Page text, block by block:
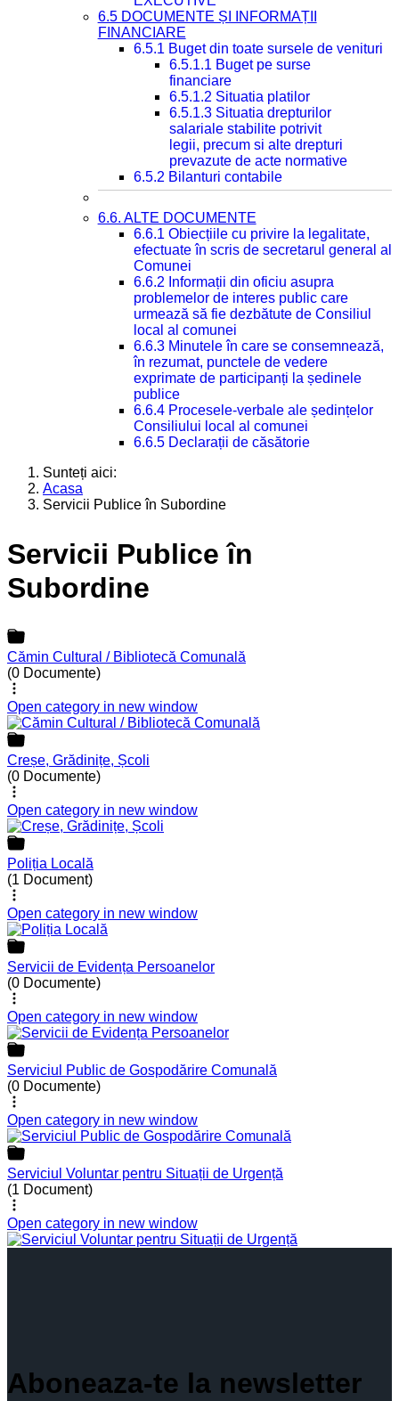
6.5 DOCUMENTE ȘI INFORMAȚII
FINANCIARE
6.5.1 Buget din toate sursele de venituri
6.5.1.1 Buget pe surse
financiare
6.5.1.2 Situatia platilor
6.5.1.3 Situatia drepturilor
salariale stabilite potrivit
legii, precum si alte drepturi
prevazute de acte normative
6.5.2 Bilanturi contabile
6.6. ALTE DOCUMENTE
6.6.1 Obiecțiile cu privire la legalitate,
efectuate în scris de secretarul general al
Comunei
6.6.2 Informații din oficiu asupra
problemelor de interes public care
urmează să fie dezbătute de Consiliul
local al comunei
6.6.3 Minutele în care se consemnează,
în rezumat, punctele de vedere
exprimate de participanți la ședinele
publice
6.6.4 Procesele-verbale ale ședințelor
Consiliului local al comunei
6.6.5 Declarații de căsătorie
Sunteți aici:
Acasa
Servicii Publice în Subordine
Servicii Publice în
Subordine
Cămin Cultural / Bibliotecă Comunală
(0 Documente)
Open category in new window
Creșe, Grădinițe, Școli
(0 Documente)
Open category in new window
Poliția Locală
(1 Document)
Open category in new window
Servicii de Evidența Persoanelor
(0 Documente)
Open category in new window
Serviciul Public de Gospodărire Comunală
(0 Documente)
Open category in new window
Serviciul Voluntar pentru Situații de Urgență
(1 Document)
Open category in new window
Aboneaza-te la newsletter